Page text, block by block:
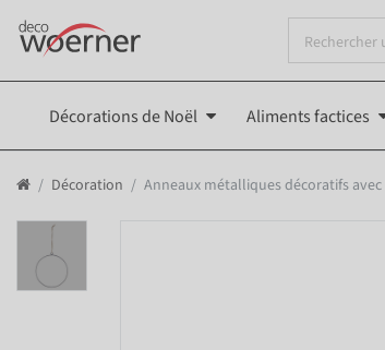
Décorations de Noël Aliments factices
Décoration Anneaux métalliques décoratifs